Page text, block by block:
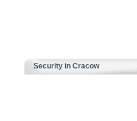
Security in Cracow